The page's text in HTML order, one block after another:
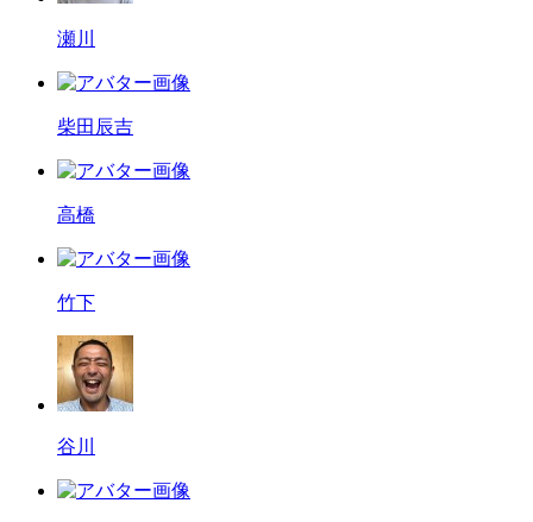
瀬川
柴田辰吉
高橋
竹下
谷川